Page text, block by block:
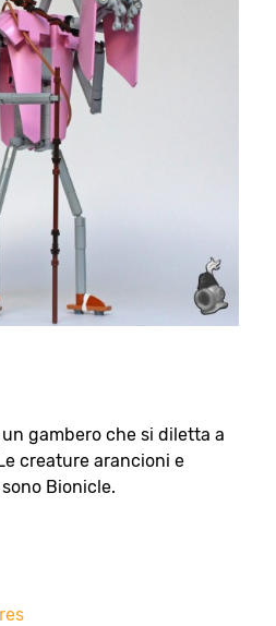
gambero che si diletta a
creature arancioni e
Bionicle.